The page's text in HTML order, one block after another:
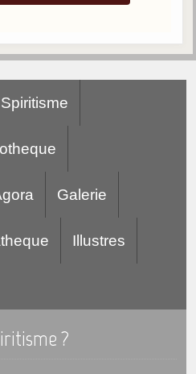
Spiritisme
Galerie
Illustres
?